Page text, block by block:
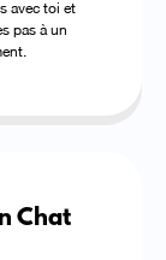
avec toi et
pas à un
Chat